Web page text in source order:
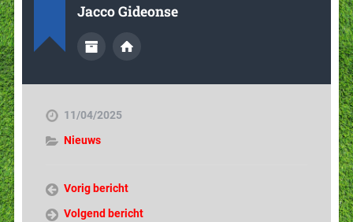
Jacco Gideonse
11/04/2025
Nieuws
Vorig bericht
Volgend bericht